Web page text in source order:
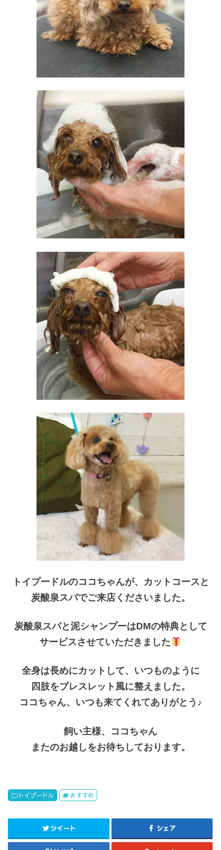
トイプードルのココちゃんが、カットコースと
炭酸泉スパでご来店くださいました。
炭酸泉スパと泥シャンプーはDMの特典として
サービスさせていただきました
全身は長めにカットして、いつものように
四肢をブレスレット風に整えました。
ココちゃん、いつも来てくれてありがとう♪
飼い主様、ココちゃん
またのお越しをお待ちしております。
トイプードル おすすめ
ツイート シェア